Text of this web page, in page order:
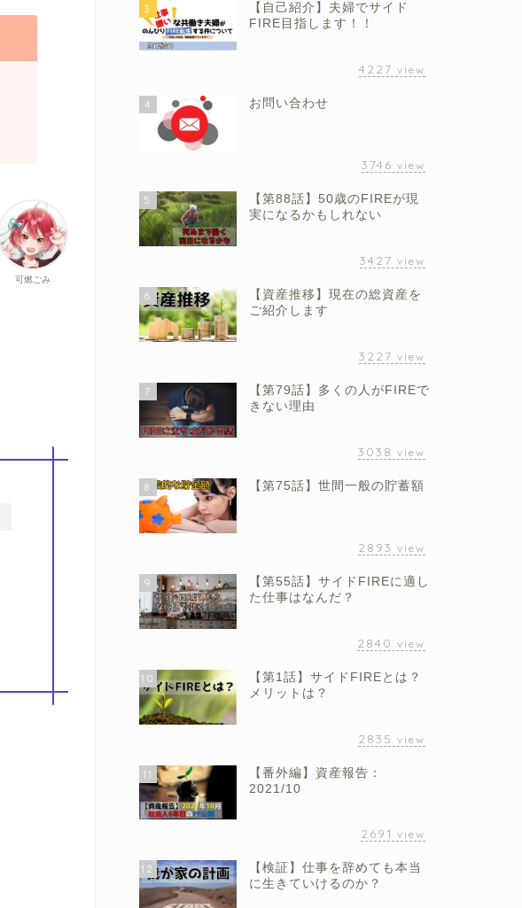
可燃ごみ
3
【自己紹介】夫婦でサイド
FIRE目指します！！
4227 view
4 お問い合わせ
3746 view
5
【第88話】50歳のFIREが現
実になるかもしれない
3427 view
6
【資産推移】現在の総資産を
ご紹介します
3227 view
7
【第79話】多くの人がFIREで
きない理由
3038 view
8 【第75話】世間一般の貯蓄額
2893 view
9
【第55話】サイドFIREに適し
た仕事はなんだ？
2840 view
10
【第1話】サイドFIREとは？
メリットは？
2835 view
11
【番外編】資産報告：
2021/10
2691 view
12
【検証】仕事を辞めても本当
に生きていけるのか？